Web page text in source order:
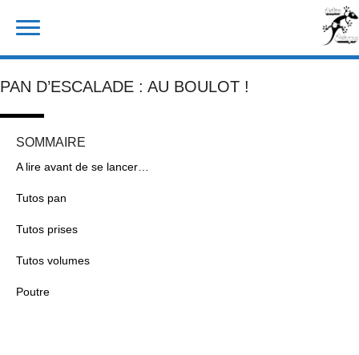
PAN D’ESCALADE : AU BOULOT !
SOMMAIRE
A lire avant de se lancer…
Tutos pan
Tutos prises
Tutos volumes
Poutre